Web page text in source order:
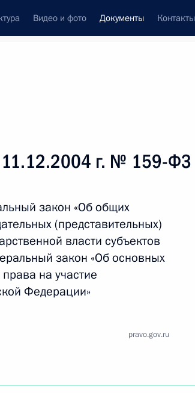
Видео и фото Документы Контакты
принятия
11.12.2004 г. № 159-ФЗ
закон «Об общих
(представительных)
власти субъектов
закон «Об основных
на участие
Федерации»
pravo.gov.ru